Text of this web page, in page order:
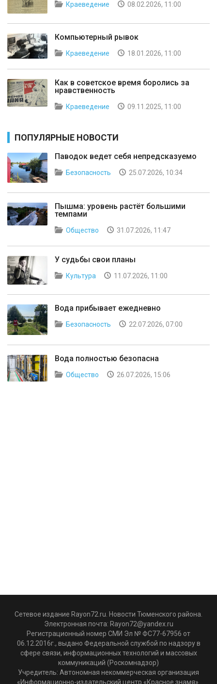
Краеведение 08.02.2026, 11:00
Компьютерный рывок
Краеведение 18.01.2026, 11:00
Как в советское время боролись за
нравственность
Краеведение 09.11.2025, 11:00
ПОПУЛЯРНЫЕ НОВОСТИ
Паводок ведет себя непредсказуемо
Безопасность 25.07.2026, 10:34
Пышма: уровень растёт большими
темпами
Общество 31.07.2026, 11:47
У судьбы свои планы
Культура 11.07.2026, 11:00
Вода прибывает ежедневно
Безопасность 22.07.2026, 07:00
Вода полностью безопасна
Общество 26.07.2026, 15:06
Сетевое издание Rayon72.ru. Новости Тюменского района.
Электронная почта: Rayon72@yandex.ru
Регистрационный номер СМИ Эл № ФС77-67956 от
06.12.2016г., выдано Федеральной службой по надзору в
сфере связи, информационных технологий и массовых
коммуникаций (Роскомнадзор)
Учредитель: Автономная некоммерческая организация
«Информационно-издательский центр «Красное знамя».